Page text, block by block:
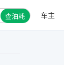
查油耗 车主